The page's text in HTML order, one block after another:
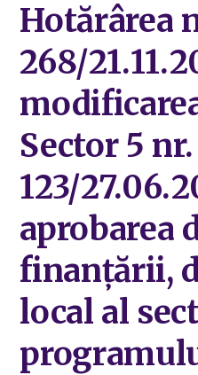
Hotărârea
268/
Sector 5 nr.
123/
aprobarea
finanțării,
local al